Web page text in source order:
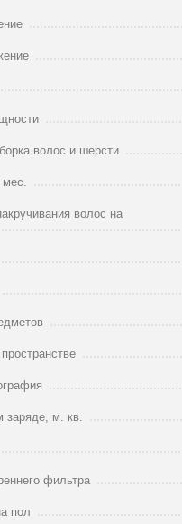
волос и шерсти
мес.
волос на
заряде, м. кв.
фильтра
пол